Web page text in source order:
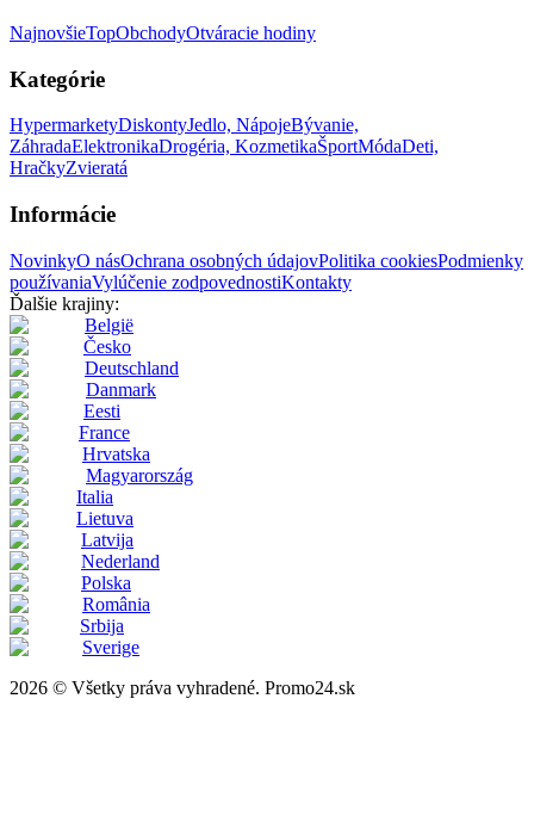
NajnovšieTopObchodyOtváracie hodiny
Kategórie
HypermarketyDiskontyJedlo, NápojeBývanie,
ZáhradaElektronikaDrogéria, KozmetikaŠportMódaDeti,
HračkyZvieratá
Informácie
NovinkyO násOchrana osobných údajovPolitika cookiesPodmienky
používaniaVylúčenie zodpovednostiKontakty
Ďalšie krajiny:
België
Česko
Deutschland
Danmark
Eesti
France
Hrvatska
Magyarország
Italia
Lietuva
Latvija
Nederland
Polska
România
Srbija
Sverige
2026 © Všetky práva vyhradené. Promo24.sk